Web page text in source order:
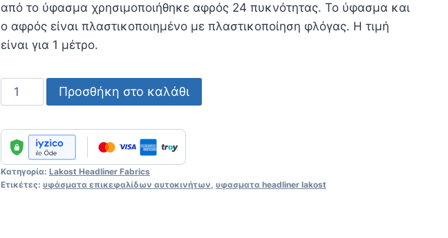
από το ύφασμα χρησιμοποιήθηκε αφρός 24 πυκνότητας. Το ύφασμα και
ο αφρός είναι πλαστικοποιημένο με πλαστικοποίηση φλόγας. Η τιμή
είναι για 1 μέτρο.
Lakost
Headliner
No
:
179
Προσθήκη στο καλάθι
Κατηγορία: Lakost Headliner Fabrics
Ετικέτες: υφάσματα επικεφαλίδων αυτοκινήτων, υφασματα headliner lakost